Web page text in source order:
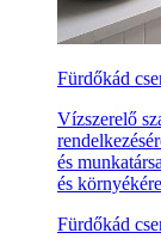
Fürdőkád
Vízszerelő
és
és
Fürdőkád